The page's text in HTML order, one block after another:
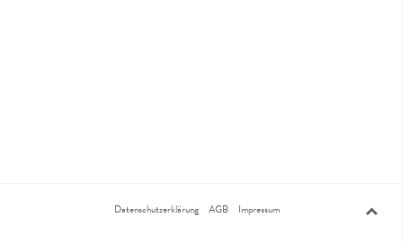
Datenschutzerklärung AGB Impressum